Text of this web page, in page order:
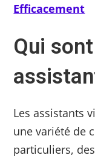
Efficacement
Qui
Les assistants
une variété de
particuliers,